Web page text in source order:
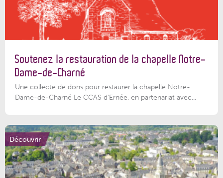
Soutenez la restauration de la chapelle Notre-
Dame-de-Charné
Une collecte de dons pour restaurer la chapelle Notre-
Dame-de-Charné Le CCAS d’Ernée, en partenariat avec...
Découvrir